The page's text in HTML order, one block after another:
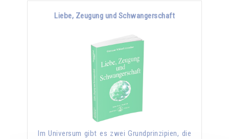
Liebe, Zeugung und Schwangerschaft
Im Universum gibt es zwei Grundprinzipien, die